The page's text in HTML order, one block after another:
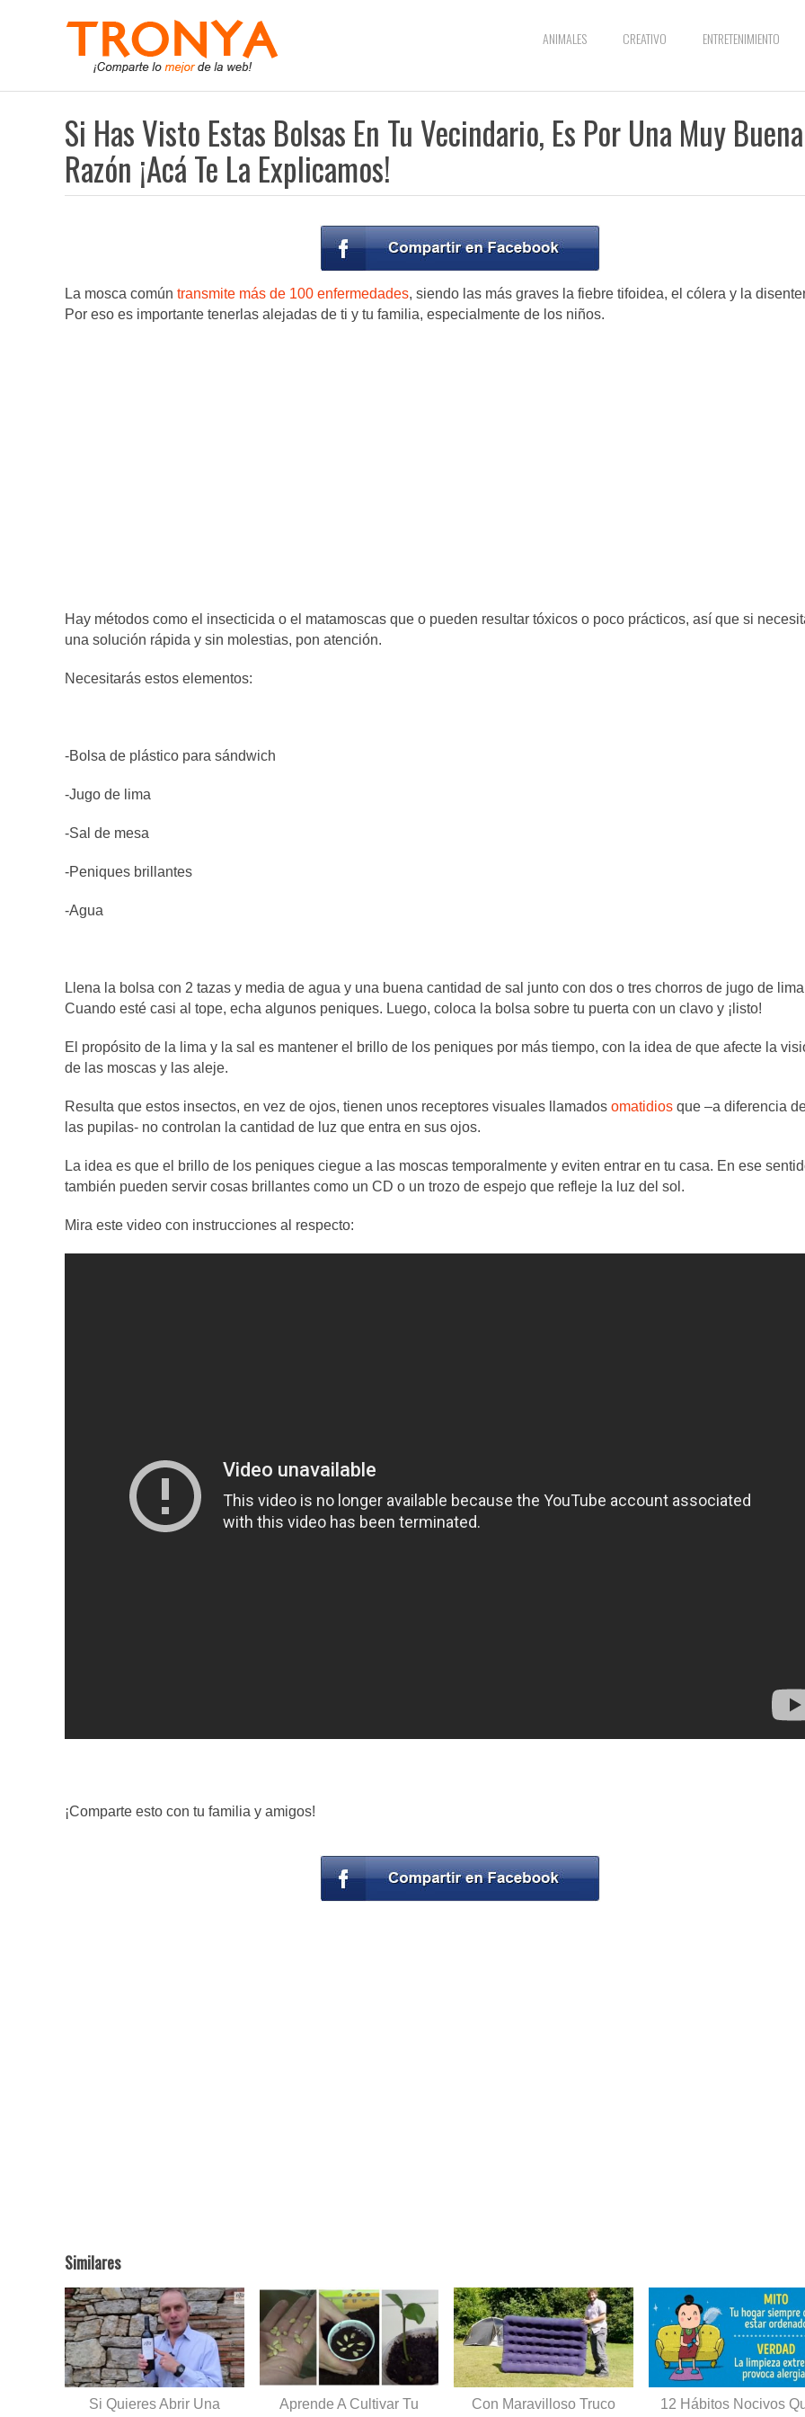
ANIMALES CREATIVO ENTRETENIMIENTO
Si Has Visto Estas Bolsas En Tu Vecindario, Es Por Una Muy Buena
Razón ¡Acá Te La Explicamos!
La mosca común transmite más de 100 enfermedades, siendo las más graves la fiebre tifoidea, el cólera y la
Por eso es importante tenerlas alejadas de ti y tu familia, especialmente de los niños.
Hay métodos como el insecticida o el matamoscas que o pueden resultar tóxicos o poco prácticos, así que si
una solución rápida y sin molestias, pon atención.
Necesitarás estos elementos:
-Bolsa de plástico para sándwich
-Jugo de lima
-Sal de mesa
-Peniques brillantes
-Agua
Llena la bolsa con 2 tazas y media de agua y una buena cantidad de sal junto con dos o tres chorros de jugo de
Cuando esté casi al tope, echa algunos peniques. Luego, coloca la bolsa sobre tu puerta con un clavo y ¡listo!
El propósito de la lima y la sal es mantener el brillo de los peniques por más tiempo, con la idea de que afecte la
de las moscas y las aleje.
Resulta que estos insectos, en vez de ojos, tienen unos receptores visuales llamados omatidios que –a diferencia
las pupilas- no controlan la cantidad de luz que entra en sus ojos.
La idea es que el brillo de los peniques ciegue a las moscas temporalmente y eviten entrar en tu casa. En ese
también pueden servir cosas brillantes como un CD o un trozo de espejo que refleje la luz del sol.
Mira este video con instrucciones al respecto:
¡Comparte esto con tu familia y amigos!
Similares
Si Quieres Abrir Una
Aprende A Cultivar Tu
Con Maravilloso Truco
12 Hábitos Nocivos